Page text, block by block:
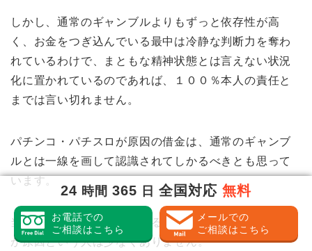
しかし、通常のギャンブルよりもずっと依存性が高
く、お金をつぎ込んでいる最中は冷静な判断力を奪わ
れているわけで、まともな精神状態とは言えない状況
化に置かれているのであれば、１００％本人の責任と
までは言い切れません。
パチンコ・パチスロが原因の借金は、通常のギャンブ
ルとは一線を画して認識されてしかるべきとも思って
います。
当事務所にご相談に来られる方でパチンコ・パチスロ
が原因という人は少なくありません。
24 時間 365 日 全国対応 無料
お電話での
ご相談はこちら
メールでの
ご相談はこちら